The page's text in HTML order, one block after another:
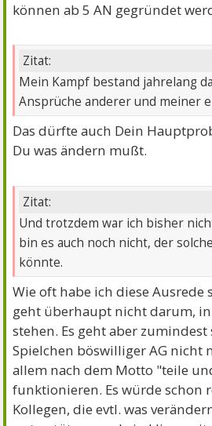
können ab 5 AN gegründet
Zitat:
Mein Kampf bestand jahrelang
Ansprüche anderer und meiner
Das dürfte auch Dein
Du was ändern mußt.
Zitat:
Und trotzdem war ich bisher
bin es auch noch nicht, der
könnte.
Wie oft habe ich diese Ausrede
geht überhaupt nicht darum, in
stehen. Es geht aber
Spielchen böswilliger AG nicht
allem nach dem Motto "teile
funktionieren. Es würde schon
Kollegen, die evtl. was